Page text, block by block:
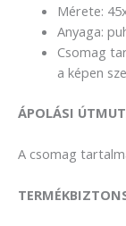
Mérete:
Anyaga:
Csomag
a képen
ÁPOLÁSI
A csomag